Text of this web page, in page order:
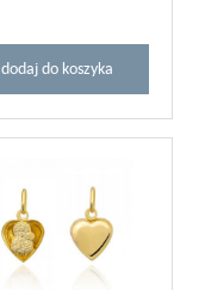
dodaj do koszyka